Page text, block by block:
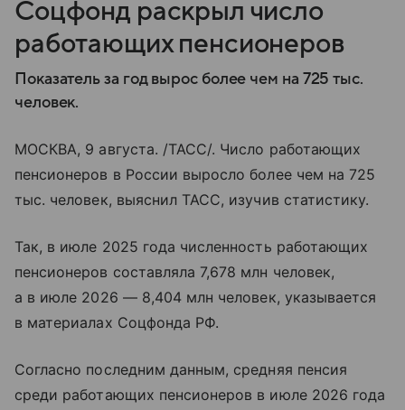
Соцфонд раскрыл число
работающих пенсионеров
Показатель за год вырос более чем на 725 тыс.
человек.
МОСКВА, 9 августа. /ТАСС/. Число работающих
пенсионеров в России выросло более чем на 725
тыс. человек, выяснил ТАСС, изучив статистику.
Так, в июле 2025 года численность работающих
пенсионеров составляла 7,678 млн человек,
а в июле 2026 — 8,404 млн человек, указывается
в материалах Соцфонда РФ.
Согласно последним данным, средняя пенсия
среди работающих пенсионеров в июле 2026 года